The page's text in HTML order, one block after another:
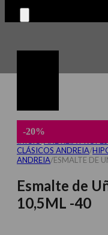
-20%
CLÁSICOS ANDREIA/
ANDREIA/ESMALTE DE
Esmalte de
10,5ML -40